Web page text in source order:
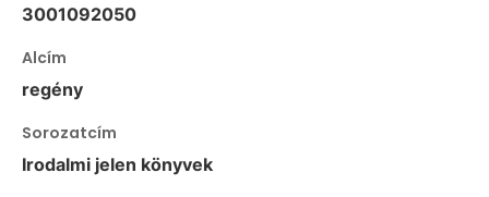
3001092050
Alcím
regény
Sorozatcím
Irodalmi jelen könyvek